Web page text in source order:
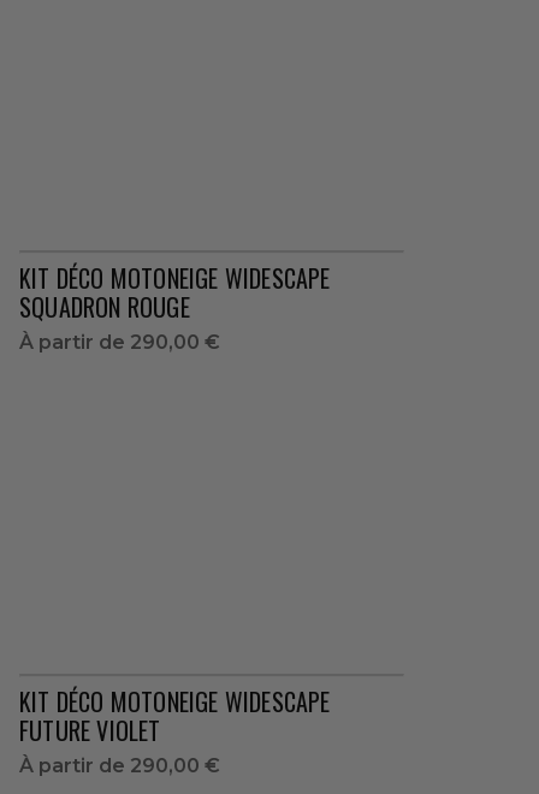
KIT DÉCO MOTONEIGE WIDESCAPE
SQUADRON ROUGE
À partir de 290,00 €
KIT DÉCO MOTONEIGE WIDESCAPE
FUTURE VIOLET
À partir de 290,00 €